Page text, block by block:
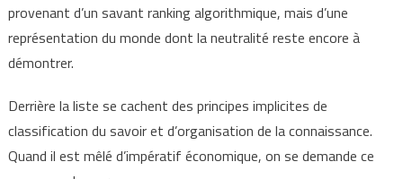
provenant d’un savant ranking algorithmique, mais d’une
représentation du monde dont la neutralité reste encore à
démontrer.
Derrière la liste se cachent des principes implicites de
classification du savoir et d’organisation de la connaissance.
Quand il est mêlé d’impératif économique, on se demande ce